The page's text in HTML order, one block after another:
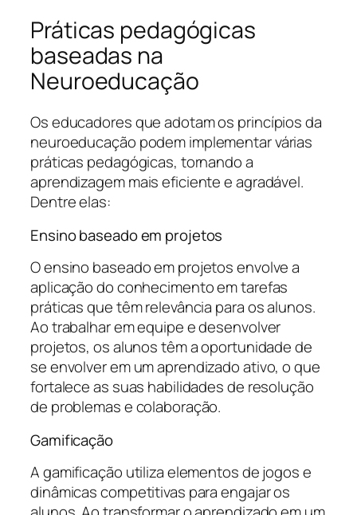
Práticas pedagógicas
baseadas na
Neuroeducação
Os educadores que adotam os princípios da
neuroeducação podem implementar várias
práticas pedagógicas, tornando a
aprendizagem mais eficiente e agradável.
Dentre elas:
Ensino baseado em projetos
O ensino baseado em projetos envolve a
aplicação do conhecimento em tarefas
práticas que têm relevância para os alunos.
Ao trabalhar em equipe e desenvolver
projetos, os alunos têm a oportunidade de
se envolver em um aprendizado ativo, o que
fortalece as suas habilidades de resolução
de problemas e colaboração.
Gamificação
A gamificação utiliza elementos de jogos e
dinâmicas competitivas para engajar os